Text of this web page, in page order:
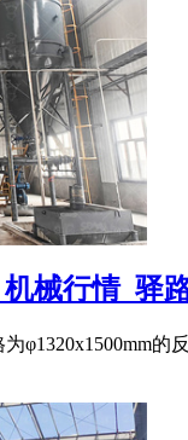
械行情_驿
φ1320x1500mm